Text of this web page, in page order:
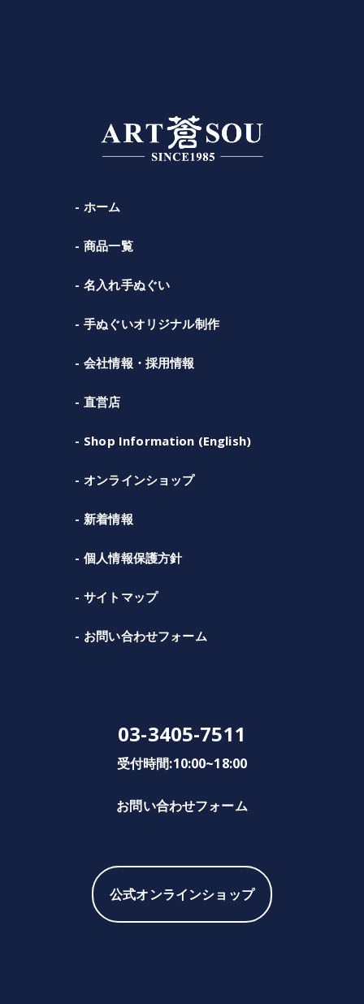
ホーム
商品一覧
名入れ手ぬぐい
手ぬぐいオリジナル制作
会社情報・採用情報
直営店
Shop Information (English)
オンラインショップ
新着情報
個人情報保護方針
サイトマップ
お問い合わせフォーム
03-3405-7511
受付時間:10:00~18:00
お問い合わせフォーム
公式オンラインショップ